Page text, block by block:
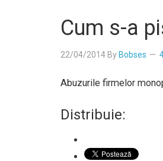
Cum s-a
22/04/2014 By Bobses
Abuzurile firmelor
Distribuie: